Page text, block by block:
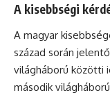
A kisebbségi
A magyar
század során
világháború közötti
második